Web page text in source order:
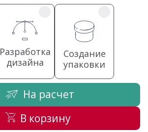
Разработка
дизайна
Создание
упаковки
На расчет
В корзину